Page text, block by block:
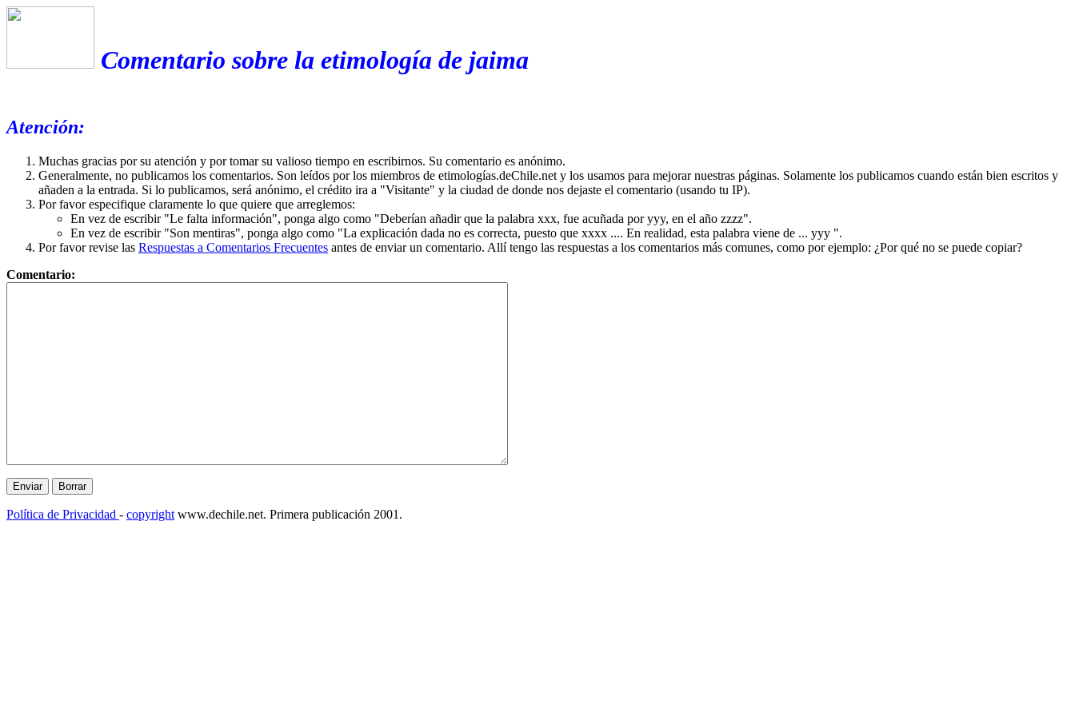
Comentario sobre la etimología de jaima
Atención:
Muchas gracias por su atención y por tomar su valioso tiempo en escribirnos. Su comentario es anónimo.
Generalmente, no publicamos los comentarios. Son leídos por los miembros de etimologías.deChile.net y los usamos para mejorar nuestras páginas. Solamente los publicamos cuando están bien escritos y
añaden a la entrada. Si lo publicamos, será anónimo, el crédito ira a "Visitante" y la ciudad de donde nos dejaste el comentario (usando tu IP).
Por favor especifique claramente lo que quiere que arreglemos:
En vez de escribir "Le falta información", ponga algo como "Deberían añadir que la palabra xxx, fue acuñada por yyy, en el año zzzz".
En vez de escribir "Son mentiras", ponga algo como "La explicación dada no es correcta, puesto que xxxx .... En realidad, esta palabra viene de ... yyy ".
Por favor revise las Respuestas a Comentarios Frecuentes antes de enviar un comentario. Allí tengo las respuestas a los comentarios más comunes, como por ejemplo: ¿Por qué no se puede copiar?
Comentario:
Política de Privacidad - copyright www.dechile.net. Primera publicación 2001.